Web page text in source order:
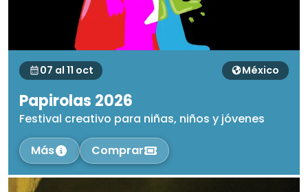
07 al 11 oct México
Papirolas 2026
Festival creativo para niñas, niños y jóvenes
Más
Comprar